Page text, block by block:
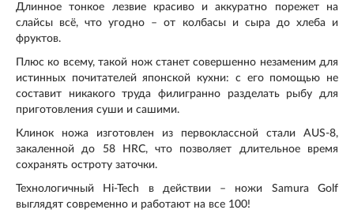
Длинное тонкое лезвие красиво и аккуратно порежет на
слайсы всё, что угодно – от колбасы и сыра до хлеба и
фруктов.
Плюс ко всему, такой нож станет совершенно незаменим для
истинных почитателей японской кухни: с его помощью не
составит никакого труда филигранно разделать рыбу для
приготовления суши и сашими.
Клинок ножа изготовлен из первоклассной стали AUS-8,
закаленной до 58 HRC, что позволяет длительное время
сохранять остроту заточки.
Технологичный Hi-Tech в действии – ножи Samura Golf
выглядят современно и работают на все 100!